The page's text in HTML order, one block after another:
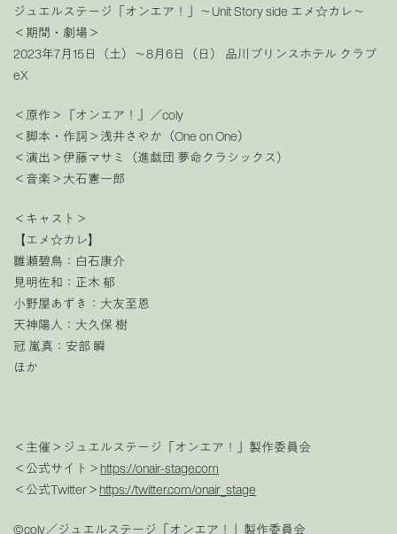
ジュエルステージ「オンエア！」〜Unit Story side エメ☆カレ〜
＜期間・劇場＞
2023年7月15日（土）～8月6日（日） 品川プリンスホテル クラブ
eX
＜原作＞『オンエア！』／coly
＜脚本・作詞＞浅井さやか（One on One）
＜演出＞伊藤マサミ（進戯団 夢命クラシックス）
＜音楽＞大石憲一郎
＜キャスト＞
【エメ☆カレ】
雛瀬碧鳥：白石康介
見明佐和：正木 郁
小野屋あずき：大友至恩
天神陽人：大久保 樹
冠 嵐真：安部 瞬
ほか
＜主催＞ジュエルステージ「オンエア！」製作委員会
＜公式サイト＞https://onair-stage.com
＜公式Twitter＞https://twitter.com/onair_stage
©coly／ジュエルステージ「オンエア！」製作委員会